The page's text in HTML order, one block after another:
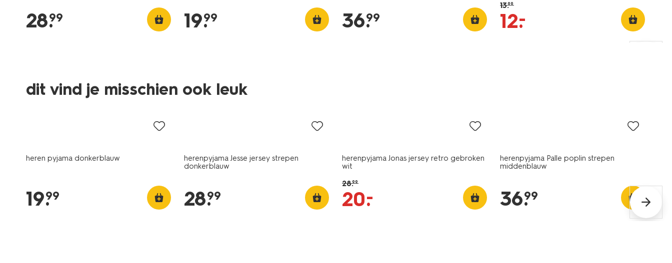
28.
99 19.
99 36.
99
13.99
12.
–
dit vind je misschien ook leuk
heren pyjama donkerblauw
19.
99
herenpyjama Jesse jersey strepen
donkerblauw
28.
99
herenpyjama Jonas jersey retro gebroken
wit
28.99
20.
–
herenpyjama Palle poplin strepen
middenblauw
36.
99